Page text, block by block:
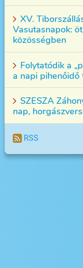
XV.
Vasutasnapok:
közösségben
Folytatódik a
a napi pihenőidő
SZESZA
nap,
RSS